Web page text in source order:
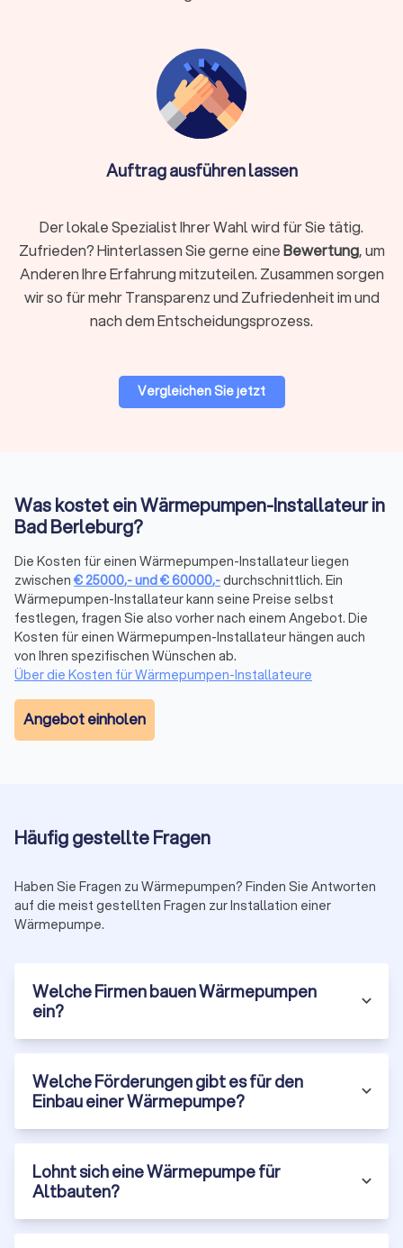
Auftrag ausführen lassen
Der lokale Spezialist Ihrer Wahl wird für Sie tätig.
Zufrieden? Hinterlassen Sie gerne eineBewertung, um
Anderen Ihre Erfahrung mitzuteilen. Zusammen sorgen
wir so für mehr Transparenz und Zufriedenheit im und
nach dem Entscheidungsprozess.
Vergleichen Sie jetzt
Was kostet ein Wärmepumpen-Installateur in
Bad Berleburg?
Die Kosten für einen Wärmepumpen-Installateur liegen
zwischen €25000,-und€60000,-durchschnittlich. Ein
Wärmepumpen-Installateur kann seine Preise selbst
festlegen, fragen Sie also vorher nach einem Angebot. Die
Kosten für einen Wärmepumpen-Installateur hängen auch
von Ihren spezifischen Wünschen ab.
Über die Kosten für Wärmepumpen-Installateure
Angebot einholen
Häufig gestellte Fragen
Haben Sie Fragen zu Wärmepumpen? Finden Sie Antworten
auf die meist gestellten Fragen zur Installation einer
Wärmepumpe.
Welche Firmen bauen Wärmepumpen
ein?
Welche Förderungen gibt es für den
Einbau einer Wärmepumpe?
Lohnt sich eine Wärmepumpe für
Altbauten?